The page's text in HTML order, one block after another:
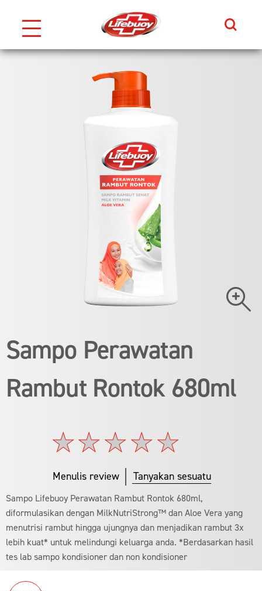
Skip to content
Search
Sampo Perawatan
Rambut Rontok 680ml
Tidak
ada
peringkat
dikirimkan
product
ini
Menulis review Tanyakan sesuatu
Sampo Lifebuoy Perawatan Rambut Rontok 680ml,
diformulasikan dengan MilkNutriStrong™ dan Aloe Vera yang
menutrisi rambut hingga ujungnya dan menjadikan rambut 3x
lebih kuat* untuk melindungi keluarga anda. *Berdasarkan hasil
tes lab sampo kondisioner dan non kondisioner